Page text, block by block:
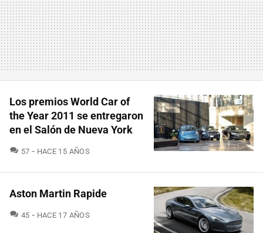
Los premios World Car of
the Year 2011 se entregaron
en el Salón de Nueva York
57 COMENTARIOS
HACE 15 AÑOS
Aston Martin Rapide
45 COMENTARIOS
HACE 17 AÑOS